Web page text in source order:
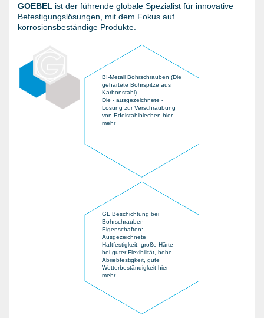
GOEBEL ist der führende globale Spezialist für innovative
Befestigungslösungen, mit dem Fokus auf
korrosionsbeständige Produkte.
BI-Metall Bohrschrauben (Die
gehärtete Bohrspitze aus
Karbonstahl)
Die - ausgezeichnete -
Lösung zur Verschraubung
von Edelstahlblechen hier
mehr
GL Beschichtung bei
Bohrschrauben
Eigenschaften:
Ausgezeichnete
Haftfestigkeit, große Härte
bei guter Flexibilität, hohe
Abriebfestigkeit, gute
Wetterbeständigkeit hier
mehr